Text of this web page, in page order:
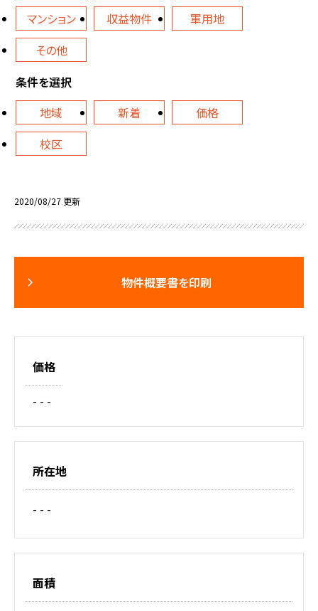
マンション
収益物件
軍用地
その他
条件を選択
地域
新着
価格
校区
2020/08/27 更新
物件概要書を印刷
価格
- - -
所在地
- - -
面積